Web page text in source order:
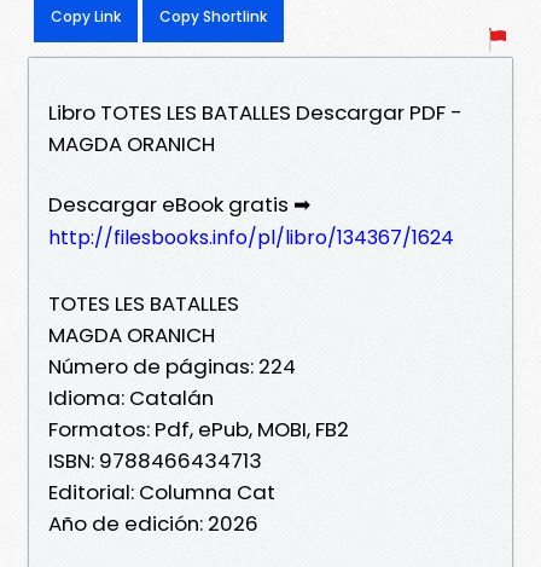
Copy Link Copy Shortlink
Libro TOTES LES BATALLES Descargar PDF -
MAGDA ORANICH
Descargar eBook gratis ➡
http://filesbooks.info/pl/libro/134367/1624
TOTES LES BATALLES
MAGDA ORANICH
Número de páginas: 224
Idioma: Catalán
Formatos: Pdf, ePub, MOBI, FB2
ISBN: 9788466434713
Editorial: Columna Cat
Año de edición: 2026